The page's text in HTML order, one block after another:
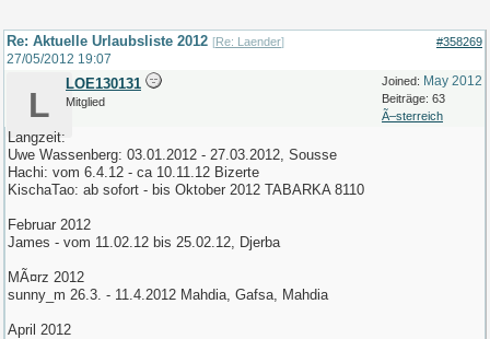
Re: Aktuelle Urlaubsliste 2012 [Re: Laender] #358269
27/05/2012 19:07
Joined: May 2012
Beiträge: 63
Ã–sterreich
L
LOE130131
Mitglied
Langzeit:
Uwe Wassenberg: 03.01.2012 - 27.03.2012, Sousse
Hachi: vom 6.4.12 - ca 10.11.12 Bizerte
KischaTao: ab sofort - bis Oktober 2012 TABARKA 8110
Februar 2012
James - vom 11.02.12 bis 25.02.12, Djerba
MÃ¤rz 2012
sunny_m 26.3. - 11.4.2012 Mahdia, Gafsa, Mahdia
April 2012